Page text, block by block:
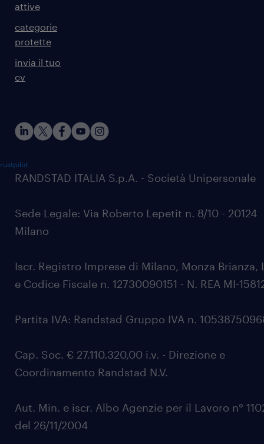
attive
categorie
protette
invia il tuo
cv
RANDSTAD ITALIA S.p.A. - Società Unipersonale
Sede Legale: Via Roberto Lepetit n. 8/10 - 20124
Milano
Iscr. Registro Imprese di Milano, Monza Brianza,
e Codice Fiscale n. 12730090151 - N. REA MI-
Partita IVA: Randstad Gruppo IVA n.
Cap. Soc. € 27.110.320,00 i.v. - Direzione e
Coordinamento Randstad N.V.
Aut. Min. e iscr. Albo Agenzie per il Lavoro n°
del 26/11/2004